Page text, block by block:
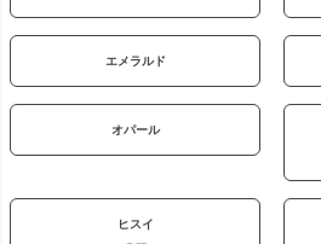
エメラルド
オパール
ヒスイ